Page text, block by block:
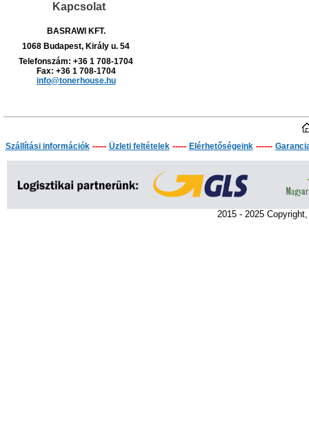
Kapcsolat
BASRAWI KFT.
1068 Budapest, Király u. 54
Telefonszám: +36 1 708-1704
Fax: +36 1 708-1704
info@tonerhouse.hu
Szállítási információk----- Üzleti feltételek----- Elérhetőségeink------
2015 - 2025